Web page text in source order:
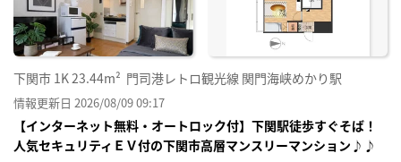
下関市 1K23.44m² 門司港レトロ観光線 関門海峡めかり駅
情報更新日 2026/08/09 09:17
【インターネット無料・オートロック付】下関駅徒歩すぐそば！
人気セキュリティＥＶ付の下関市高層マンスリーマンション♪♪